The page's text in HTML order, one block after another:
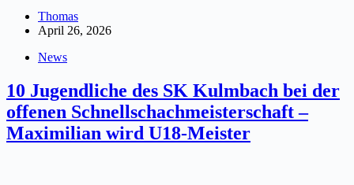
Thomas
April 26, 2026
News
10 Jugendliche des SK Kulmbach bei der
offenen Schnellschachmeisterschaft –
Maximilian wird U18-Meister